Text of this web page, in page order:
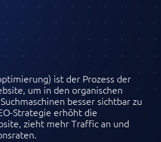
ist der Prozess der
um in den organischen
besser sichtbar zu
Strategie erhöht die
zieht mehr Traffic an und